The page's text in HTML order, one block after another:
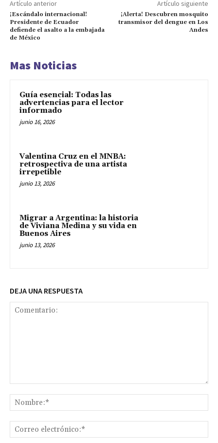
Artículo anterior
¡Escándalo internacional!
Presidente de Ecuador
defiende el asalto a la embajada
de México
Artículo siguiente
¡Alerta! Descubren mosquito
transmisor del dengue en Los
Andes
Mas Noticias
Guía esencial: Todas las
advertencias para el lector
informado
junio 16, 2026
Valentina Cruz en el MNBA:
retrospectiva de una artista
irrepetible
junio 13, 2026
Migrar a Argentina: la historia
de Viviana Medina y su vida en
Buenos Aires
junio 13, 2026
DEJA UNA RESPUESTA